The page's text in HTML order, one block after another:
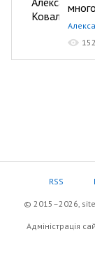
RSS
© 2015–2026,
Адміністрація